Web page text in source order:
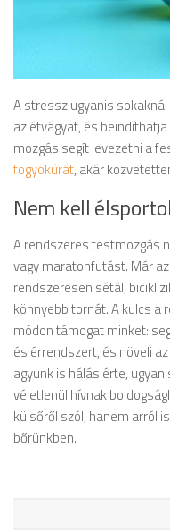
A stressz ugyanis
az étvágyat, és
mozgás segít levezetni a
fogyókúrát, akár
Nem kell
A rendszeres testmozgás
vagy maratonfutást. Már
rendszeresen sétál,
könnyebb tornát. A kulcs a
módon támogat minket:
és érrendszert, és növeli
agyunk is hálás érte,
véletlenül hívnak
külsőről szól, hanem arról
bőrünkben.